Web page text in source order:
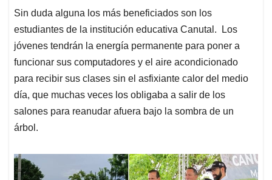
Sin duda alguna los más beneficiados son los
estudiantes de la institución educativa Canutal. Los
jóvenes tendrán la energía permanente para poner a
funcionar sus computadores y el aire acondicionado
para recibir sus clases sin el asfixiante calor del medio
día, que muchas veces los obligaba a salir de los
salones para reanudar afuera bajo la sombra de un
árbol.